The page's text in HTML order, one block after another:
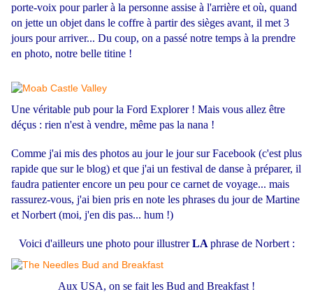
porte-voix pour parler à la personne assise à l'arrière et où, quand
on jette un objet dans le coffre à partir des sièges avant, il met 3
jours pour arriver... Du coup, on a passé notre temps à la prendre
en photo, notre belle titine !
Une véritable pub pour la Ford Explorer ! Mais vous allez être
déçus : rien n'est à vendre, même pas la nana !
Comme j'ai mis des photos au jour le jour sur Facebook (c'est plus
rapide que sur le blog) et que j'ai un festival de danse à préparer, il
faudra patienter encore un peu pour ce carnet de voyage... mais
rassurez-vous, j'ai bien pris en note les phrases du jour de Martine
et Norbert (moi, j'en dis pas... hum !)
Voici d'ailleurs une photo pour illustrerLA phrase de Norbert :
Aux USA, on se fait les Bud and Breakfast !